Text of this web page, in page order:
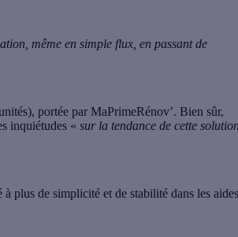
même en simple flux, en passant de
portée par MaPrimeRénov’. Bien sûr,
inquiétudes « sur la tendance de cette solution
plus de simplicité et de stabilité dans les